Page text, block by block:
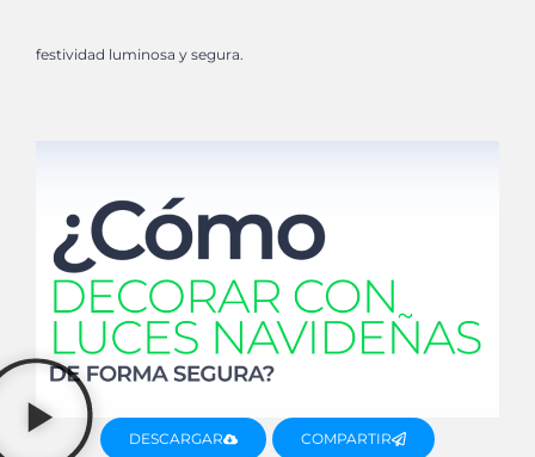
festividad luminosa y segura.​
DESCARGAR COMPARTIR